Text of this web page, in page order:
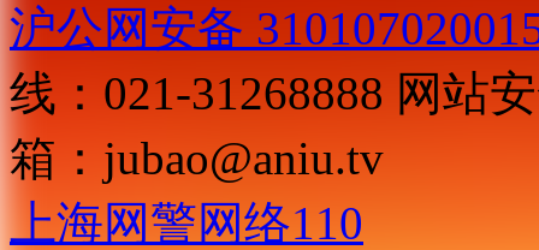
沪公网安备
线：021-31268888 网站
箱： jubao@aniu.tv
上海网警网络110